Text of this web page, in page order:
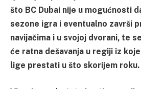
što BC Dubai nije u mogućnosti
sezone igra i eventualno završi
navijačima i u svojoj dvorani, te
će ratna dešavanja u regiji iz
lige prestati u što skorijem roku.